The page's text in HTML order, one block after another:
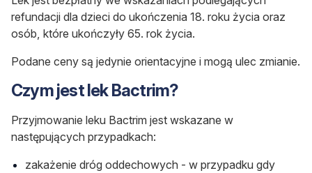
refundacji dla dzieci do ukończenia 18. roku życia oraz
osób, które ukończyły 65. rok życia.
Podane ceny są jedynie orientacyjne i mogą ulec zmianie.
Czym jest lek Bactrim?
Przyjmowanie leku Bactrim jest wskazane w
następujących przypadkach:
zakażenie dróg oddechowych - w przypadku gdy